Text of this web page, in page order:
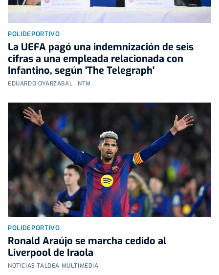
POLIDEPORTIVO
La UEFA pagó una indemnización de seis
cifras a una empleada relacionada con
Infantino, según 'The Telegraph'
EDUARDO OYARZABAL | NTM
POLIDEPORTIVO
Ronald Araújo se marcha cedido al
Liverpool de Iraola
NOTICIAS TALDEA MULTIMEDIA